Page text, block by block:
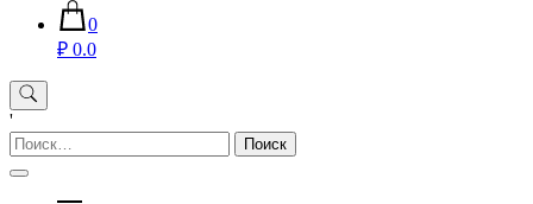
0
₽ 0.0
'
Найти: